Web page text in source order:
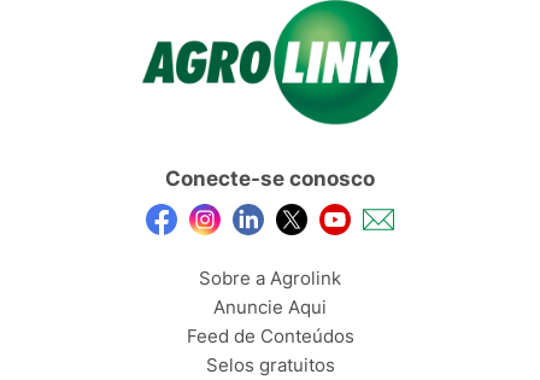
Conecte-se conosco
Sobre a Agrolink
Anuncie Aqui
Feed de Conteúdos
Selos gratuitos